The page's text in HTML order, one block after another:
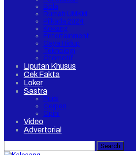
Bola
Rumah UMKM
Pilkada 2024
Kokang
Entertainment
Gaya Hidup
Teknologi
Otomotif
Liputan Khusus
Cek Fakta
Loker
Sastra
Puisi
Cerpen
Opini
Video
Advertorial